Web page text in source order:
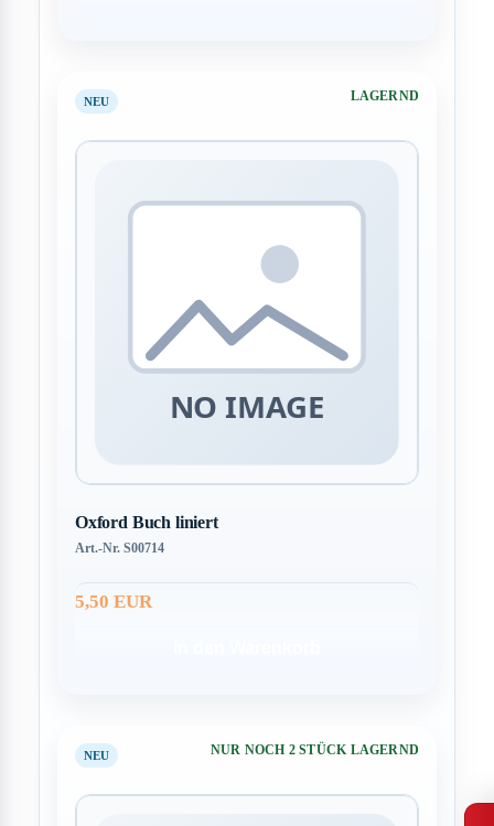
NEU LAGERND
Oxford Buch liniert
Art.-Nr. S00714
5,50 EUR
NEU NUR NOCH 2 STÜCK LAGERND